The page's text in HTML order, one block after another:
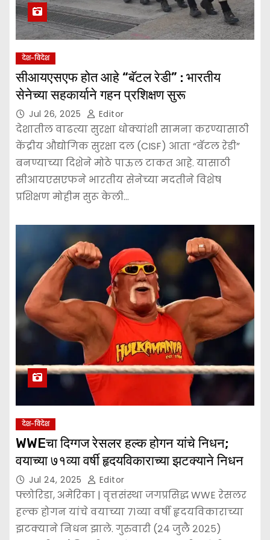
देश-विदेश
सीआयएसएफ होत आहे “बॅटल रेडी” : भारतीय
सेनेच्या सहकार्याने गहन प्रशिक्षण सुरू
Jul 26, 2025 Editor
देशातील वाढत्या सुरक्षा धोक्यांशी सामना करण्यासाठी
केंद्रीय औद्योगिक सुरक्षा दल (CISF) आता “बॅटल रेडी”
बनण्याच्या दिशेने मोठे पाऊल टाकत आहे. यासाठी
सीआयएसएफने भारतीय सेनेच्या मदतीने विशेष
प्रशिक्षण मोहीम सुरू केली…
देश-विदेश
WWEचा दिग्गज रेसलर हल्क होगन यांचे निधन;
वयाच्या ७१व्या वर्षी हृदयविकाराच्या झटक्याने निधन
Jul 24, 2025 Editor
फ्लोरिडा, अमेरिका | वृत्तसंस्था जगप्रसिद्ध WWE रेसलर
हल्क होगन यांचे वयाच्या ७१व्या वर्षी हृदयविकाराच्या
झटक्याने निधन झाले. गुरुवारी (२४ जुलै २०२५)